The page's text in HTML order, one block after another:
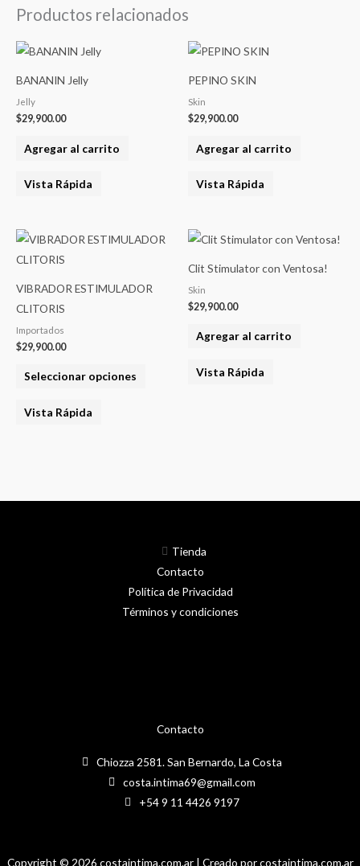
Productos relacionados
BANANIN Jelly
Jelly
$29,900.00
Agregar al carrito
Vista Rápida
PEPINO SKIN
Skin
$29,900.00
Agregar al carrito
Vista Rápida
VIBRADOR ESTIMULADOR
CLITORIS
Importados
$29,900.00
Seleccionar opciones
Este
del
Vista Rápida
Clit Stimulator con Ventosa!
Skin
$29,900.00
Agregar al carrito
Vista Rápida
Contacto
Chiozza 2581. San Bernardo, La Costa
costa.intima69@gmail.com
+54 9 11 4426 9197
Tienda
Contacto
Política de Privacidad
Términos y condiciones
Copyright © 2026 costaintima.com.ar | Creado por costaintima.com.ar